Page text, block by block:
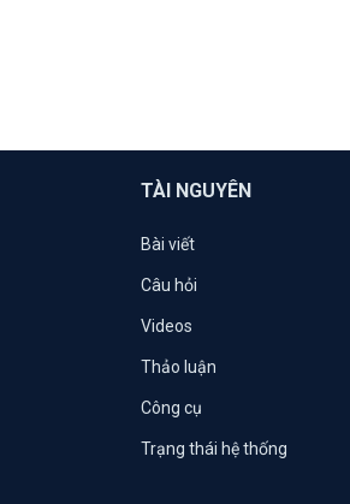
TÀI NGUYÊN
Bài viết
Câu hỏi
Videos
Thảo luận
Công cụ
Trạng thái hệ thống